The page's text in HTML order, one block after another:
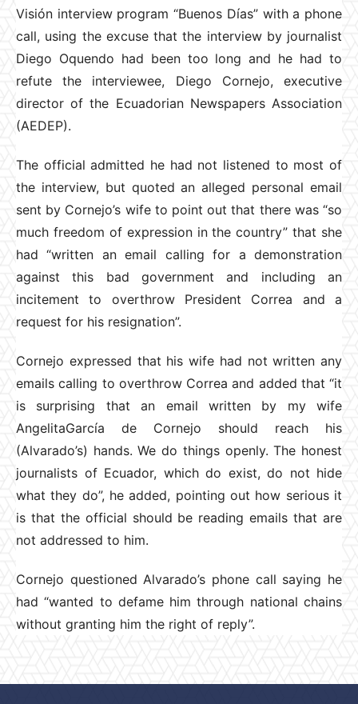
Visión interview program “Buenos Días” with a phone
call, using the excuse that the interview by journalist
Diego Oquendo had been too long and he had to
refute the interviewee, Diego Cornejo, executive
director of the Ecuadorian Newspapers Association
(AEDEP).
The official admitted he had not listened to most of
the interview, but quoted an alleged personal email
sent by Cornejo’s wife to point out that there was “so
much freedom of expression in the country” that she
had “written an email calling for a demonstration
against this bad government and including an
incitement to overthrow President Correa and a
request for his resignation”.
Cornejo expressed that his wife had not written any
emails calling to overthrow Correa and added that “it
is surprising that an email written by my wife
AngelitaGarcía de Cornejo should reach his
(Alvarado’s) hands. We do things openly. The honest
journalists of Ecuador, which do exist, do not hide
what they do”, he added, pointing out how serious it
is that the official should be reading emails that are
not addressed to him.
Cornejo questioned Alvarado’s phone call saying he
had “wanted to defame him through national chains
without granting him the right of reply”.